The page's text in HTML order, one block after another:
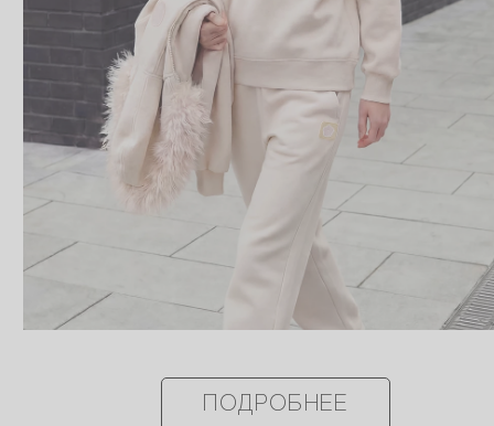
ПОДРОБНЕЕ